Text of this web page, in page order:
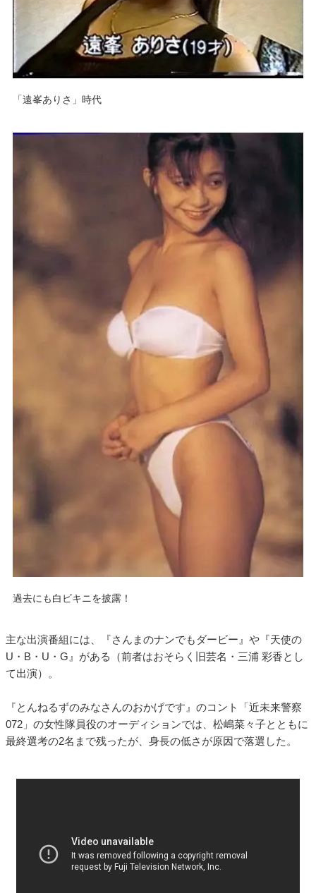
「遠峯ありさ」時代
過去にも白ビキニを披露！
主な出演番組には、『さんまのナンでもダービー』や『天使の
U・B・U・G』がある（前者はおそらく旧芸名・三浦 彩香とし
て出演）。
『とんねるずのみなさんのおかげです』のコント「近未来警察
072」の女性隊員役のオーディションでは、松嶋菜々子とともに
最終選考の2名まで残ったが、身長の低さが原因で落選した。